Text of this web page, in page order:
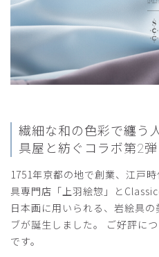
繊細な和の色彩で纏う
具屋と紡ぐコラボ第2弾
1751年京都の地で創業、江戸
具専門店「上羽絵惣」と
日本画に用いられる、岩絵具
ブが誕生しました。 ご好評に
です。